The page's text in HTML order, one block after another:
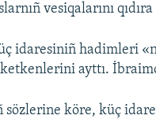
vesiqalarını
idaresiniñ hadimleri
ketkenlerini ayttı.
sözlerine köre, küç